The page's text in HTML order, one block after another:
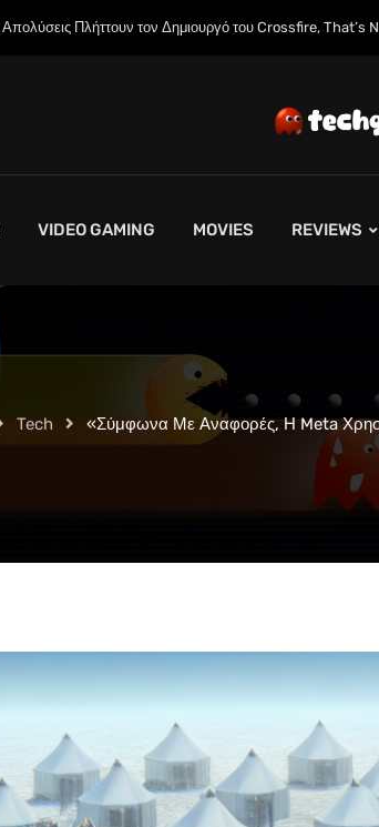
“Η Xbox φέρεται να σχεδίαζε να συνεχίσει την
VIDEO GAMING MOVIES REVIEWS
Tech «Σύμφωνα Με Αναφορές, Η Meta